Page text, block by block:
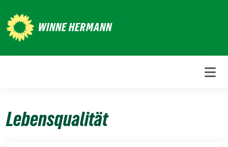
zum
Inhalt
WINNE HERMANN
Lebensqualität